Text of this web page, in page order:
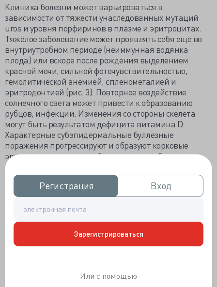
Регистрация
Регистрация Вход
Вход
Зарегистрироваться
Или с помощью
Клиника болезни может варьироваться в
зависимости от тяжести унаследованных мутаций
uros и уровня порфиринов в плазме и эритроцитах.
Тяжёлое заболевание может проявлять себя ещё во
внутриутробном периоде (неиммунная водянка
плода) или вскоре после рождения выделением
красной мочи, сильной фоточувствительностью,
гемолитической анемией, спленомегалией и
эритродонтией (рис. 3). Повторное воздействие
солнечного света может привести к образованию
рубцов, инфекции. Изменения со стороны скелета
могут быть результатом дефицита витамина D.
Характерные субэпидермальные буллёзные
поражения прогрессируют и образуют корковые
эрозии, заживающие с образованием рубцов и
участков гипер- и гипопигментации. Также
распространённым является гипертрихоз и
алопеция. Потеря черт лица и пальцев встречаются
часто и являются результатом рецидивирующих
пузырей, инфекций и рубцевания [3,4].